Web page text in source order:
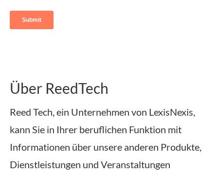
Über ReedTech
Reed Tech, ein Unternehmen von LexisNexis,
kann Sie in Ihrer beruflichen Funktion mit
Informationen über unsere anderen Produkte,
Dienstleistungen und Veranstaltungen